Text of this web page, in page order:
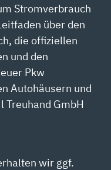
Stromverbrauch
über den
die offiziellen
und den
Pkw
Autohäusern und
Treuhand GmbH
wir ggf.